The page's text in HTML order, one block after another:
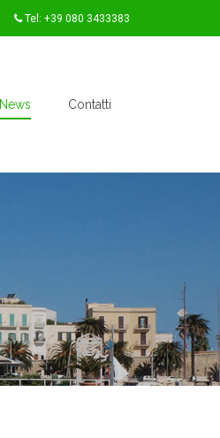
Tel: +39 080 3433383
News Contatti